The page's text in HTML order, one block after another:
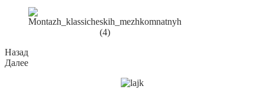
Назад
Далее